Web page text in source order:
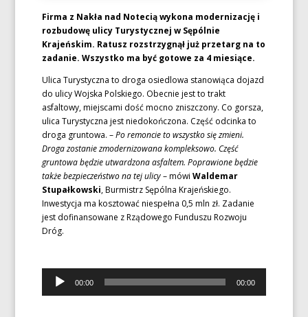
Firma z Nakła nad Notecią wykona modernizację i
rozbudowę ulicy Turystycznej w Sępólnie
Krajeńskim. Ratusz rozstrzygnął już przetarg na to
zadanie. Wszystko ma być gotowe za 4 miesiące.
Ulica Turystyczna to droga osiedlowa stanowiąca dojazd
do ulicy Wojska Polskiego. Obecnie jest to trakt
asfaltowy, miejscami dość mocno zniszczony. Co gorsza,
ulica Turystyczna jest niedokończona. Część odcinka to
droga gruntowa. –Po remoncie to wszystko się zmieni.
Droga zostanie zmodernizowana kompleksowo. Część
gruntowa będzie utwardzona asfaltem. Poprawione będzie
także bezpieczeństwo na tej ulicy– mówi Waldemar
Stupałkowski, Burmistrz Sępólna Krajeńskiego.
Inwestycja ma kosztować niespełna 0,5 mln zł. Zadanie
jest dofinansowane z Rządowego Funduszu Rozwoju
Dróg.
Odtwarzacz
plików
00:00 00:00